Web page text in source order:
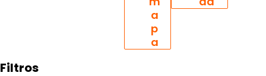
a
p
a
Filtros